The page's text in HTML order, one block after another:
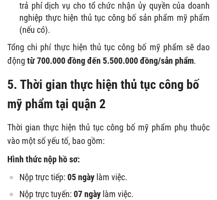
trả phí dịch vụ cho tổ chức nhận ủy quyền của doanh
nghiệp thực hiện thủ tục công bố sản phẩm mỹ phẩm
(nếu có).
Tổng chi phí thực hiện thủ tục công bố mỹ phẩm sẽ dao
động từ 700.000 đồng đến 5.500.000 đồng/sản phẩm.
5. Thời gian thực hiện thủ tục công bố
mỹ phẩm tại quận 2
Thời gian thực hiện thủ tục công bố mỹ phẩm phụ thuộc
vào một số yếu tố, bao gồm:
Hình thức nộp hồ sơ:
Nộp trực tiếp:05 ngày làm việc.
Nộp trực tuyến:07 ngày làm việc.